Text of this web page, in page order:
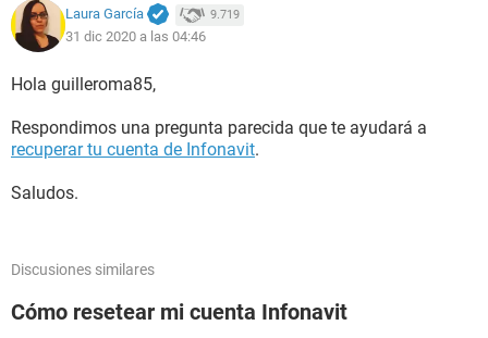
Laura García 9.719
31 dic 2020 a las 04:46
Hola guilleroma85,
Respondimos una pregunta parecida que te ayudará a
recuperar tu cuenta de Infonavit.
Saludos.
Discusiones similares
Cómo resetear mi cuenta Infonavit